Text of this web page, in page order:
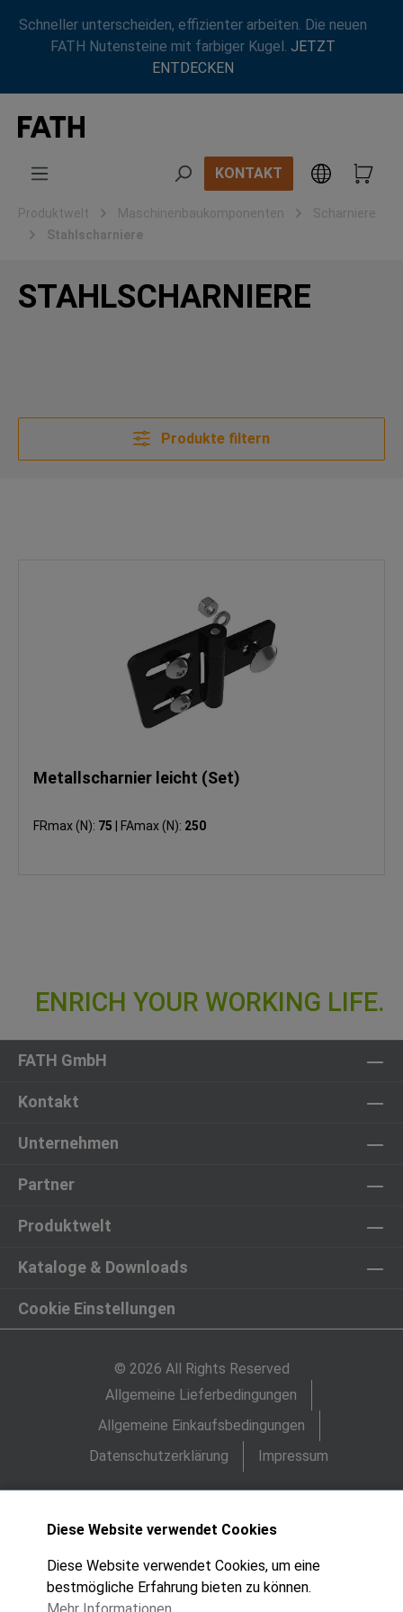
Zum Hauptinhalt springen
Schneller unterscheiden, effizienter arbeiten. Die neuen
FATH Nutensteine mit farbiger Kugel. JETZT
ENTDECKEN
KONTAKT
Produktwelt Maschinenbaukomponenten
Scharniere
Stahlscharniere
STAHLSCHARNIERE
Produkte filtern
Metallscharnier leicht (Set)
FRmax (N): 75 FAmax (N): 250
FATH GmbH
Kontakt
Unternehmen
Partner
Produktwelt
Kataloge & Downloads
Cookie Einstellungen
© 2026 All Rights Reserved
Allgemeine Lieferbedingungen
Allgemeine Einkaufsbedingungen
Datenschutzerklärung
Impressum
Diese Website verwendet Cookies
Diese Website verwendet Cookies, um eine
bestmögliche Erfahrung bieten zu können.